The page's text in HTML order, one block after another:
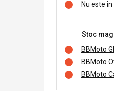
Nu este
Stoc
BBMoto
BBMoto
BBMoto